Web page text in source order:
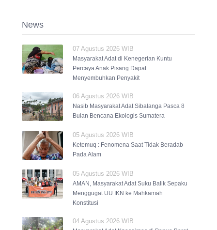
News
07 Agustus 2026 WIB
Masyarakat Adat di Kenegerian Kuntu
Percaya Anak Pisang Dapat
Menyembuhkan Penyakit
06 Agustus 2026 WIB
Nasib Masyarakat Adat Sibalanga Pasca 8
Bulan Bencana Ekologis Sumatera
05 Agustus 2026 WIB
Ketemuq : Fenomena Saat Tidak Beradab
Pada Alam
05 Agustus 2026 WIB
AMAN, Masyarakat Adat Suku Balik Sepaku
Menggugat UU IKN ke Mahkamah
Konstitusi
04 Agustus 2026 WIB